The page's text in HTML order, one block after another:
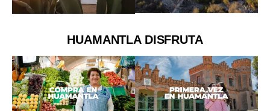
HUAMANTLA DISFRUTA